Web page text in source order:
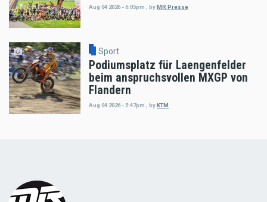
Aug 04 2026 - 6:05pm byMR Presse
Sport
Podiumsplatz für Laengenfelder
beim anspruchsvollen MXGP von
Flandern
Aug 04 2026 - 5:47pm byKTM